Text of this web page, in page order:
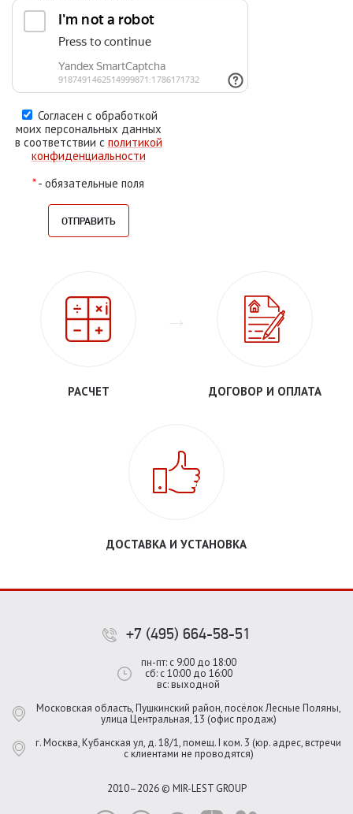
Согласен с обработкой
моих персональных данных
в соответствии с политикой
конфиденциальности
*- обязательные поля
РАСЧЕТ ДОГОВОР И ОПЛАТА
ДОСТАВКА И УСТАНОВКА
+7 (495) 664-58-51
пн-пт: с 9:00 до 18:00
сб: с 10:00 до 16:00
вс: выходной
Московская область, Пушкинский район, посёлок Лесные Поляны,
улица Центральная, 13 (офис продаж)
г. Москва, Кубанская ул, д. 18/1, помещ. I ком. 3 (юр. адрес, встречи
с клиентами не проводятся)
2010–2026 © MIR-LEST GROUP